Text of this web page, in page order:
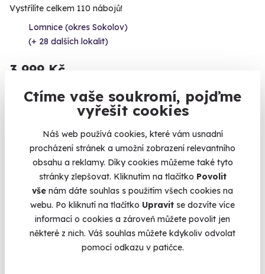
Ctíme vaše soukromí, pojďme
vyřešit cookies
Náš web používá cookies, které vám usnadní
procházení stránek a umožní zobrazení relevantního
obsahu a reklamy. Díky cookies můžeme také tyto
stránky zlepšovat. Kliknutím na tlačítko Povolit
vše nám dáte souhlas s použitím všech cookies na
webu. Po kliknutí na tlačítko Upravit se dozvíte více
informací o cookies a zároveň můžete povolit jen
některé z nich. Váš souhlas můžete kdykoliv odvolat
pomocí odkazu v patičce.
Vystřílíte celkem 110 nábojů!
Lomnice (okres Sokolov)
(+ 28 dalších lokalit)
3 999 Kč
9.4
Volný termín už 12. 08. 2026
Zážitková střelba: Nejsilnější zbraně - 7